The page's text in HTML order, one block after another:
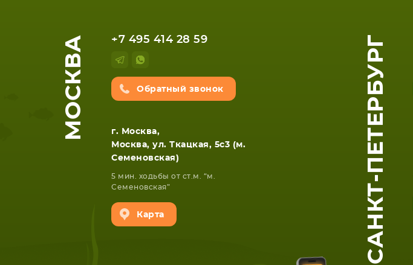
МОСКВА +7 495 414 28 59
Обратный звонок
г. Москва,
Москва, ул. Ткацкая, 5с3 (м.
Семеновская)
5 мин. ходьбы от ст.м. “м.
Семеновская”
Карта САНКТ-ПЕТЕРБУРГ